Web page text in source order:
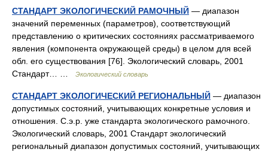
СТАНДАРТ ЭКОЛОГИЧЕСКИЙ РАМОЧНЫЙ — диапазон
значений переменных (параметров), соответствующий
представлению о критических состояниях рассматриваемого
явления (компонента окружающей среды) в целом для всей
обл. его существования [76]. Экологический словарь, 2001
Стандарт… …
Экологический словарь
СТАНДАРТ ЭКОЛОГИЧЕСКИЙ РЕГИОНАЛЬНЫЙ — диапазон
допустимых состояний, учитывающих конкретные условия и
отношения. С.э.р. yже стандарта экологического рамочного.
Экологический словарь, 2001 Стандарт экологический
региональный диапазон допустимых состояний, учитывающих